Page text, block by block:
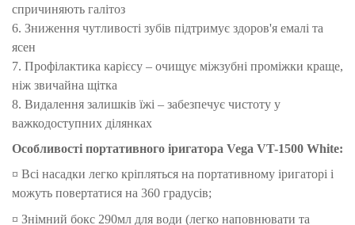
спричиняють галітоз
6. Зниження чутливості зубів підтримує здоров'я емалі та
ясен
7. Профілактика карієсу – очищує міжзубні проміжки краще,
ніж звичайна щітка
8. Видалення залишків їжі – забезпечує чистоту у
важкодоступних ділянках
Особливості портативного іригатора Vega VT-1500 White:
¤ Всі насадки легко кріпляться на портативному іригаторі і
можуть повертатися на 360 градусів;
¤ Знімний бокс 290мл для води (легко наповнювати та